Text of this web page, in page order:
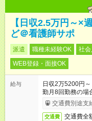
【日収2.5万円～×
ど＠看護師サポ
派遣 職種未経験OK 社
WEB登録・面接OK
給与
日収2万5200円
勤月8回勤務の場
交通費別途支
交通費
交通費全